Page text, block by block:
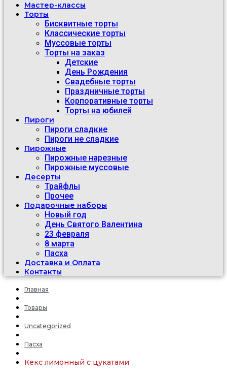
Мастер-классы
Торты
Бисквитные торты
Классические торты
Муссовые торты
Торты на заказ
Детские
День Рождения
Свадебные торты
Праздничные торты
Корпоративные торты
Торты на юбилей
Пироги
Пироги сладкие
Пироги не сладкие
Пирожные
Пирожные нарезные
Пирожные муссовые
Десерты
Трайфлы
Прочее
Подарочные наборы
Новый год
День Святого Валентина
23 февраля
8 марта
Пасха
Доставка и Оплата
Контакты
Главная
Товары
Uncategorized
Пасха
Кекс лимонный с цукатами